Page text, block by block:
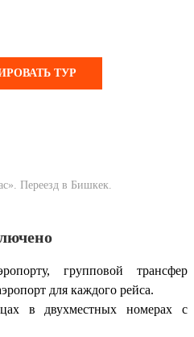
склонам из красного
размещение в гостинице.
ТУР
Переезд в Бишкек.
групповой трансфер
для каждого рейса.
в двухместных номерах с